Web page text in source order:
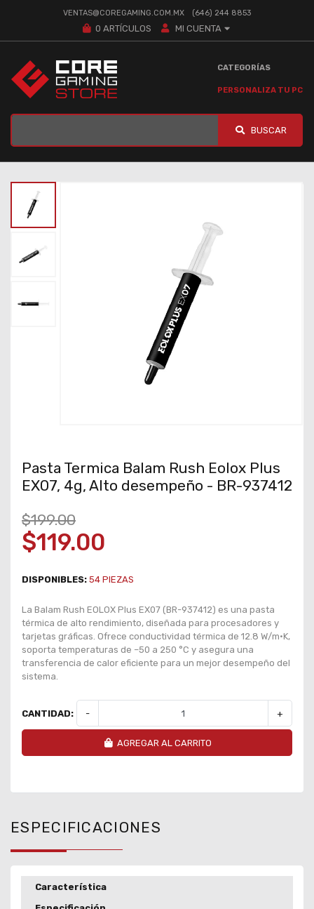
VENTAS@COREGAMING.COM.MX (646) 244 8853
0 ARTÍCULOS MI CUENTA
CATEGORÍAS
PERSONALIZA TU PC
BUSCAR
Pasta Termica Balam Rush Eolox Plus
EX07, 4g, Alto desempeño - BR-937412
$199.00
$119.00
DISPONIBLES: 54 PIEZAS
La Balam Rush EOLOX Plus EX07 (BR-937412) es una pasta
térmica de alto rendimiento, diseñada para procesadores y
tarjetas gráficas. Ofrece conductividad térmica de 12.8 W/m·K,
soporta temperaturas de –50 a 250 °C y asegura una
transferencia de calor eficiente para un mejor desempeño del
sistema.
CANTIDAD: - +
AGREGAR AL CARRITO
ESPECIFICACIONES
Característica